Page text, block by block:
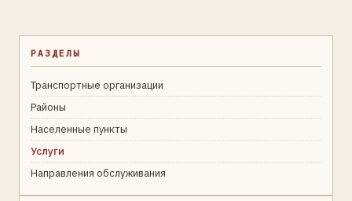
РАЗДЕЛЫ
Транспортные организации
Районы
Населенные пункты
Услуги
Направления обслуживания